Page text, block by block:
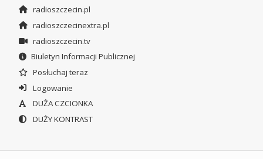
radioszczecin.pl
radioszczecinextra.pl
radioszczecin.tv
Biuletyn Informacji Publicznej
Posłuchaj teraz
Logowanie
DUŻA CZCIONKA
DUŻY KONTRAST